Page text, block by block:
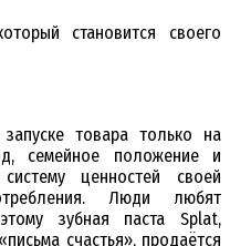
становится своего
товара только на
семейное положение и
ценностей своей
Люди любят
зубная паста Splat,
счастья», продаётся